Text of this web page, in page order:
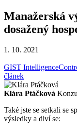
Manažerská
dosažený
1. 10. 2021
GIST Intelligence
článek
Klára Ptáčková
Také jste se setkali se
výsledky a diví se: